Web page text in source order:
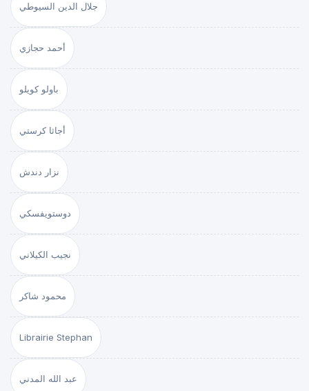
جلال الدين السيوطي
أحمد حجازي
باولو كويلو
أجاثا كرستي
نزار دندش
دوستويفسكي
نجيب الكيلاني
محمود شاكر
Librairie Stephan
عبد الله المدني